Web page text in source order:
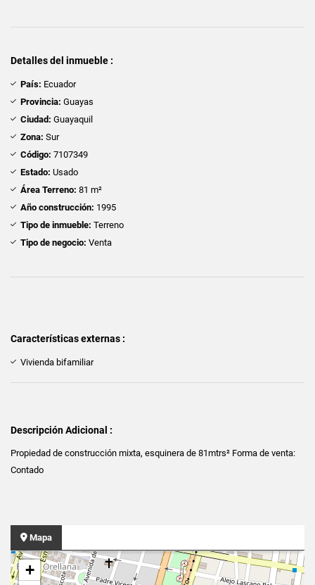
Detalles del inmueble :
País: Ecuador
Provincia: Guayas
Ciudad: Guayaquil
Zona: Sur
Código: 7107349
Estado: Usado
Área Terreno: 81 m²
Año construcción: 1995
Tipo de inmueble: Terreno
Tipo de negocio: Venta
Características externas :
Vivienda bifamiliar
Descripción Adicional :
Propiedad de construcción mixta, esquinera de 81mtrs² Forma de venta:
Contado
Mapa
+